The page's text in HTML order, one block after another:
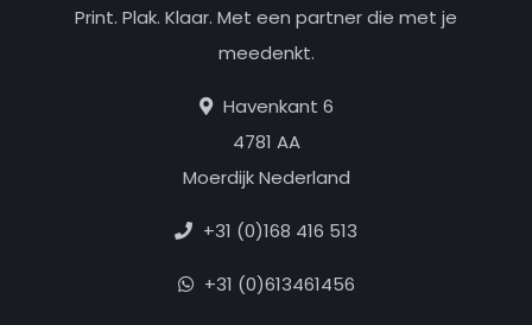
Print. Plak. Klaar. Met een partner die met je
meedenkt.
Havenkant 6
4781 AA
Moerdijk Nederland
+31 (0)168 416 513
+31 (0)613461456